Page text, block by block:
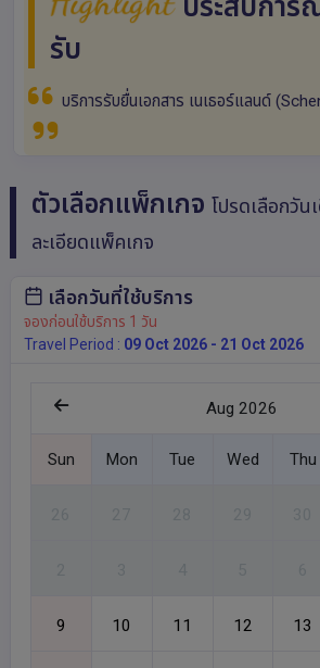
รับ
บริการรับยื่นเอกสาร เนเธอร์แลนด์
ตัวเลือกแพ็กเกจโปรดเลือกวัน
ละเอียดแพ็คเกจ
เลือกวันที่ใช้บริการ
จองก่อนใช้บริการ 1 วัน
Travel Period : 09 Oct 2026 - 21 Oct 2026
Aug 2026
Sun Mon Tue Wed Thu